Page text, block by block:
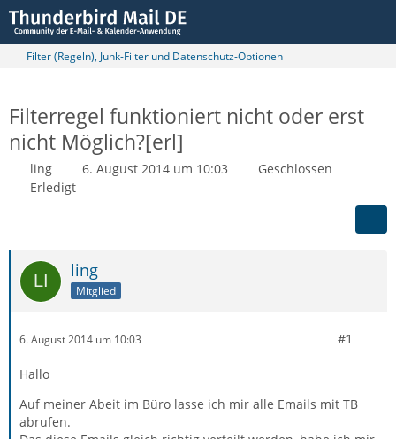
Filter (Regeln), Junk-Filter und Datenschutz-Optionen
Filterregel funktioniert nicht oder erst
nicht Möglich?[erl]
ling 6. August 2014 um 10:03
Geschlossen
Erledigt
ling
Mitglied
6. August 2014 um 10:03 #1
Hallo
Auf meiner Abeit im Büro lasse ich mir alle Emails mit TB
abrufen.